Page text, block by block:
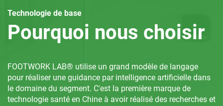
Technologie de base
Pourquoi nous choisir
FOOTWORK LAB® utilise un grand modèle de langage
pour réaliser une guidance par intelligence artificielle dans
le domaine du segment. C'est la première marque de
technologie santé en Chine à avoir réalisé des recherches et